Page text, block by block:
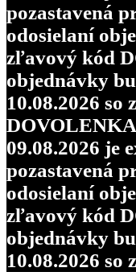
pozastavená
odosielaní
zľavový kód
objednávky
10.08.2026 so
DOVOLENKA
09.08.2026 je
pozastavená
odosielaní
zľavový kód
objednávky
10.08.2026 so